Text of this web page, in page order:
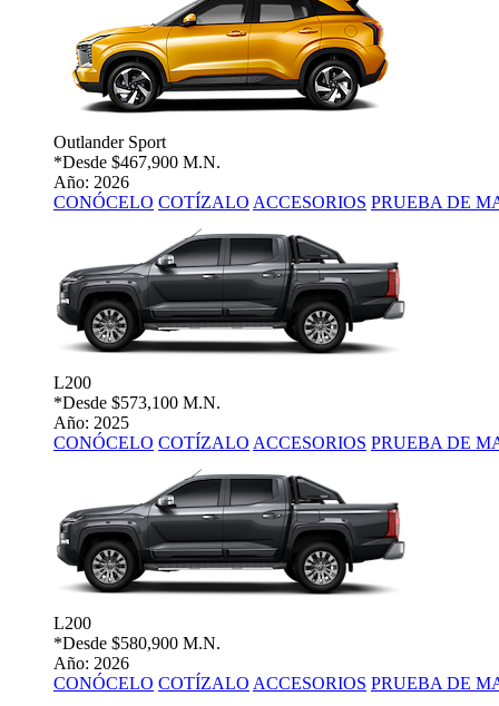
Outlander Sport
*Desde $467,900 M.N.
Año: 2026
CONÓCELO COTÍZALO ACCESORIOS PRUEBA DE
L200
*Desde $573,100 M.N.
Año: 2025
CONÓCELO COTÍZALO ACCESORIOS PRUEBA DE
L200
*Desde $580,900 M.N.
Año: 2026
CONÓCELO COTÍZALO ACCESORIOS PRUEBA DE